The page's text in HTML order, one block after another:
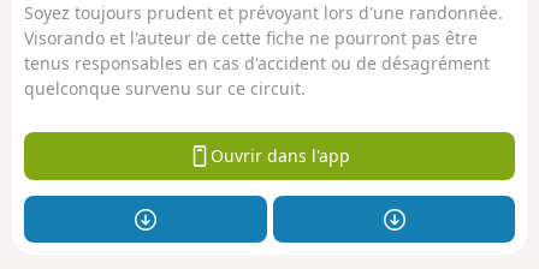
Soyez toujours prudent et prévoyant lors d'une randonnée.
Visorando et l'auteur de cette fiche ne pourront pas être
tenus responsables en cas d'accident ou de désagrément
quelconque survenu sur ce circuit.
Ouvrir dans l'app